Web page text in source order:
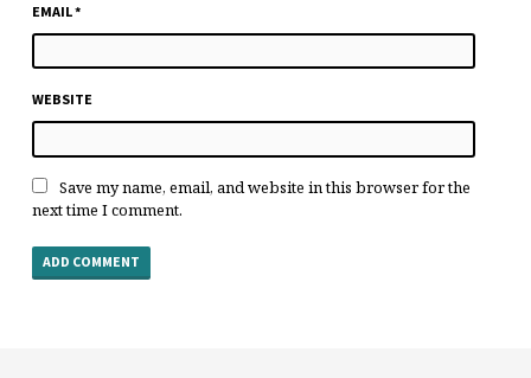
EMAIL*
WEBSITE
Save my name, email, and website in this browser for the
next time I comment.